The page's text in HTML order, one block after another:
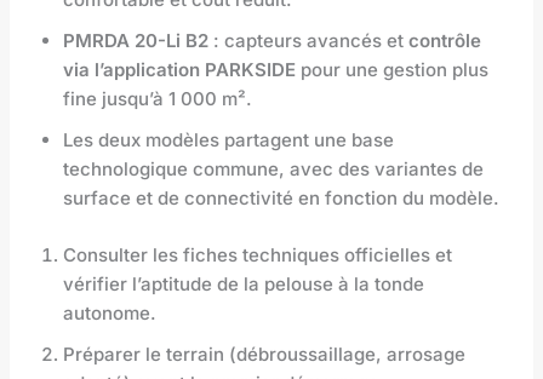
PMRDA 20-Li B2 : capteurs avancés etcontrôle
via l’application PARKSIDE pour une gestion plus
fine jusqu’à 1 000 m².
Les deux modèles partagent une base
technologique commune, avec des variantes de
surface et de connectivité en fonction du modèle.
Consulter les fiches techniques officielles et
vérifier l’aptitude de la pelouse à la tonde
autonome.
Préparer le terrain (débroussaillage, arrosage